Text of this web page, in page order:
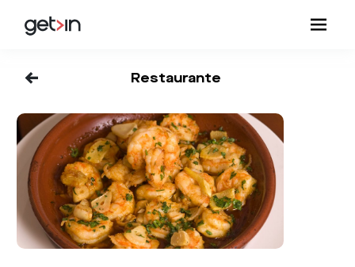
<- Restaurante